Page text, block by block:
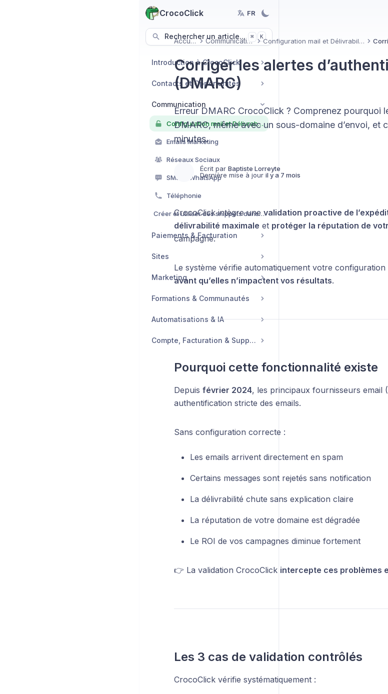
CrocoClick FR
Rechercher un article... ⌘ K
Introduction à CrocoClick
Contacts et Opportunités
Communication
Configuration mail et Délivrabilité
Emails Marketing
Réseaux Sociaux
SMS et WhatsApp
Téléphonie
Créer et utiliser des snippets dans vos conversations
Paiements & Facturation
Sites
Marketing
Formations & Communautés
Automatisations & IA
Compte, Facturation & Support
Accueil Communication Configuration mail et Délivrabilité
Corriger les alertes
(DMARC)
Erreur DMARC CrocoClick ? Comprenez pourquoi
DMARC, même avec un sous-domaine d’envoi, et
minutes.
Écrit par Baptiste Lorreyte
Dernière mise à jour il y a 7 mois
CrocoClick intègre unevalidation proactive de
délivrabilité maximale et protéger la réputation de
campagne.
Le système vérifie automatiquement votre
avant qu’elles n’impactent vos résultats.
Pourquoi cette fonctionnalité existe
Depuis février 2024, les principaux fournisseurs email
authentification stricte des emails.
Sans configuration correcte :
Les emails arrivent directement en spam
Certains messages sont rejetés sans notification
La délivrabilité chute sans explication claire
La réputation de votre domaine est dégradée
Le ROI de vos campagnes diminue fortement
👉 La validation CrocoClick intercepte ces problèmes
Les 3 cas de validation contrôlés
CrocoClick vérifie systématiquement :